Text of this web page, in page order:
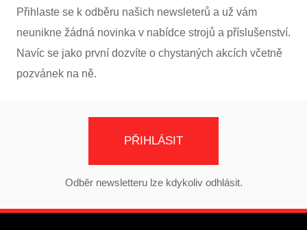
Přihlaste se k odběru našich newsleterů a už vám
neunikne žádná novinka v nabídce strojů a příslušenství.
Navíc se jako první dozvíte o chystaných akcích včetně
pozvánek na ně.
PŘIHLÁSIT
Odběr newsletteru lze kdykoliv odhlásit.